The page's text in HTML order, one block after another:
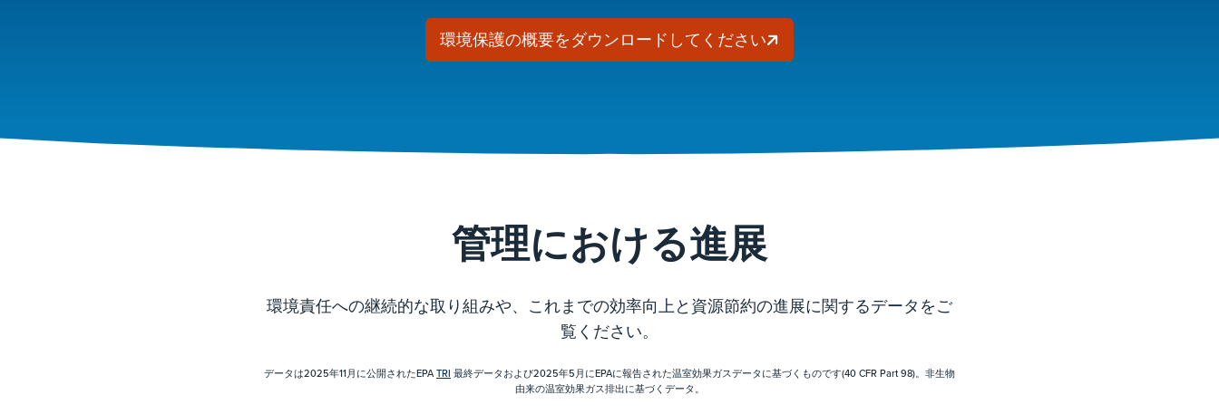
環境保護の概要をダウンロードしてください
管理における進展
環境責任への継続的な取り組みや、これまでの効率向上と資源節約の進展に関するデータをご
覧ください。
データは2025年11月に公開されたEPATRI 最終データおよび2025年5月にEPAに報告された温室効果ガスデータに基づくものです(40 CFR Part 98)。非生物
由来の温室効果ガス排出に基づくデータ。